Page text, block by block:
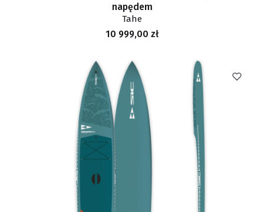
napędem
Tahe
Cena
10 999,00 zł